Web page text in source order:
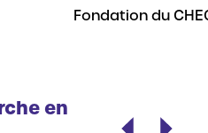
Fondation du
en